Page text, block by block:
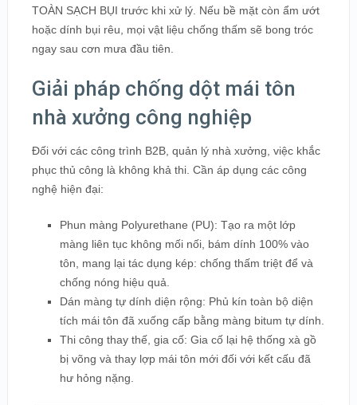
TOÀN SẠCH BỤI trước khi xử lý. Nếu bề mặt còn ẩm ướt
hoặc dính bụi rêu, mọi vật liệu chống thấm sẽ bong tróc
ngay sau cơn mưa đầu tiên.
Giải pháp chống dột mái tôn
nhà xưởng công nghiệp
Đối với các công trình B2B, quản lý nhà xưởng, việc khắc
phục thủ công là không khả thi. Cần áp dụng các công
nghệ hiện đại:
Phun màng Polyurethane (PU): Tạo ra một lớp
màng liên tục không mối nối, bám dính 100% vào
tôn, mang lại tác dụng kép: chống thấm triệt để và
chống nóng hiệu quả.
Dán màng tự dính diện rộng: Phủ kín toàn bộ diện
tích mái tôn đã xuống cấp bằng màng bitum tự dính.
Thi công thay thế, gia cố: Gia cố lại hệ thống xà gồ
bị võng và thay lợp mái tôn mới đối với kết cấu đã
hư hỏng nặng.